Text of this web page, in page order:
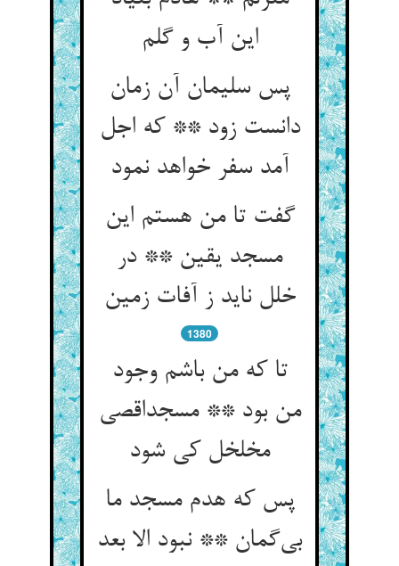
این آب و گلم
پس سلیمان آن زمان
دانست زود ** که اجل
آمد سفر خواهد نمود
گفت تا من هستم این
مسجد یقین ** در
خلل ناید ز آفات زمین
1380
تا که من باشم وجود
من بود ** مسجداقصی
مخلخل کی شود
پس که هدم مسجد ما
بی‌گمان ** نبود الا بعد